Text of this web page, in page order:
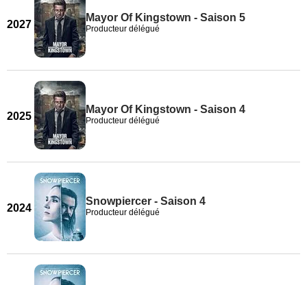
2027
Mayor Of Kingstown - Saison 5
Producteur délégué
2025
Mayor Of Kingstown - Saison 4
Producteur délégué
2024
Snowpiercer - Saison 4
Producteur délégué